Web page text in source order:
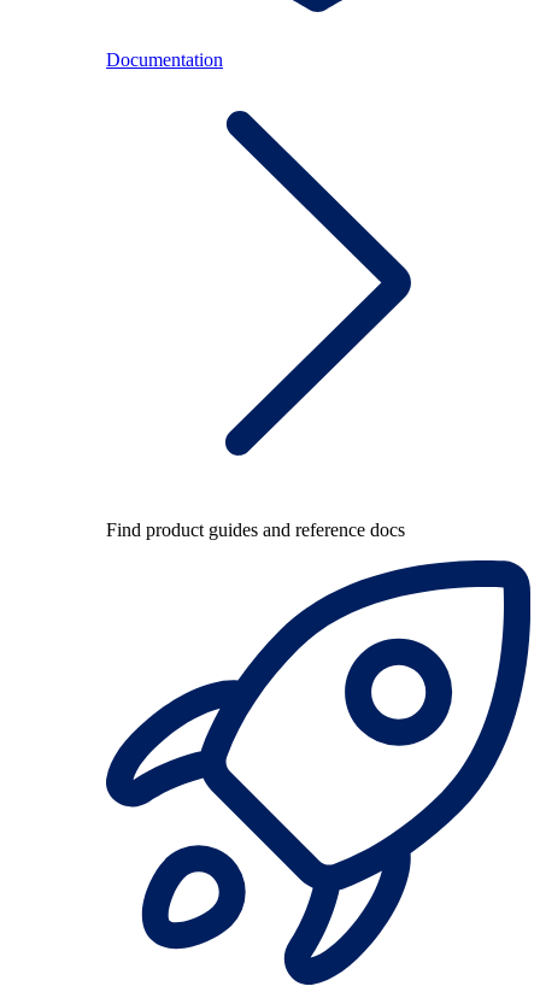
Documentation
Find product guides and reference docs